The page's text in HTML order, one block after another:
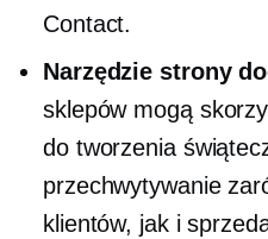
Contact.
Narzędzie strony
sklepów mogą
do tworzenia
przechwytywanie
klientów, jak i